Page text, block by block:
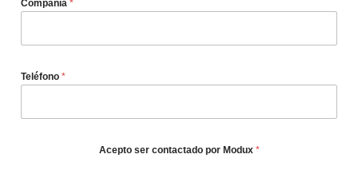
Compañía *
Teléfono *
Acepto ser contactado por Modux *